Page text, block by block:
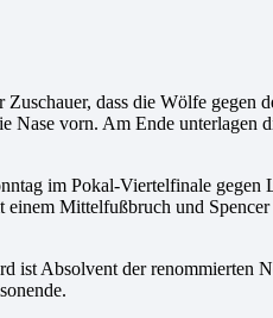
dass die Wölfe gegen
Nase vorn. Am Ende unterlagen
im Pokal-Viertelfinale
Mittelfußbruch und
Absolvent der renommierten